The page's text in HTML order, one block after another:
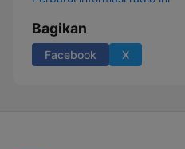
Bagikan
Facebook X